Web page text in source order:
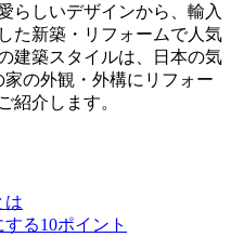
らしいデザインから、輸入
た新築・リフォームで人気
建築スタイルは、日本の気
の外観・外構にリフォー
紹介します。
は
る10ポイント